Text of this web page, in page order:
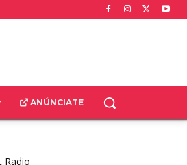
ANÚNCIATE